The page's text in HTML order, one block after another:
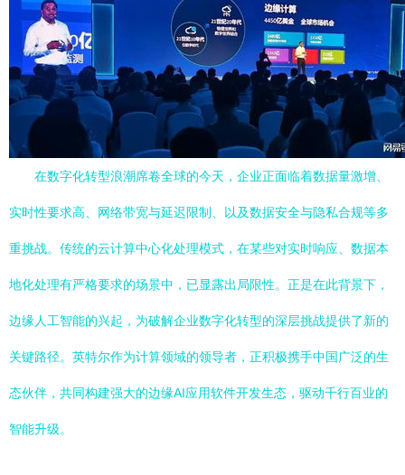
在数字化转型浪潮席卷全球的今天，企业正面临着数据量激增、
实时性要求高、网络带宽与延迟限制、以及数据安全与隐私合规等多
重挑战。传统的云计算中心化处理模式，在某些对实时响应、数据本
地化处理有严格要求的场景中，已显露出局限性。正是在此背景下，
边缘人工智能的兴起，为破解企业数字化转型的深层挑战提供了新的
关键路径。英特尔作为计算领域的领导者，正积极携手中国广泛的生
态伙伴，共同构建强大的边缘AI应用软件开发生态，驱动千行百业的
智能升级。